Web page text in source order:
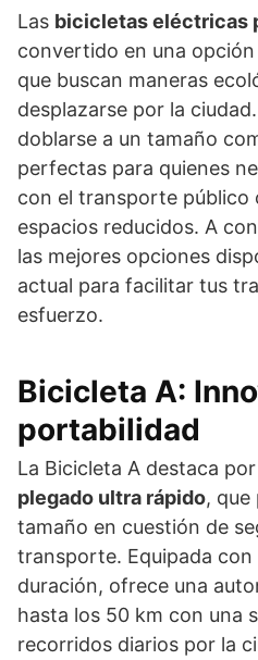
Las bicicletas eléctricas
convertido en una
que buscan maneras
desplazarse por la
doblarse a un tamaño
perfectas para quienes
con el transporte público
espacios reducidos. A
las mejores opciones
actual para facilitar tus
esfuerzo.
Bicicleta A:
portabilidad
La Bicicleta A destaca por
plegado ultra rápido, que
tamaño en cuestión de
transporte. Equipada con
duración, ofrece una
hasta los 50 km con una
recorridos diarios por la